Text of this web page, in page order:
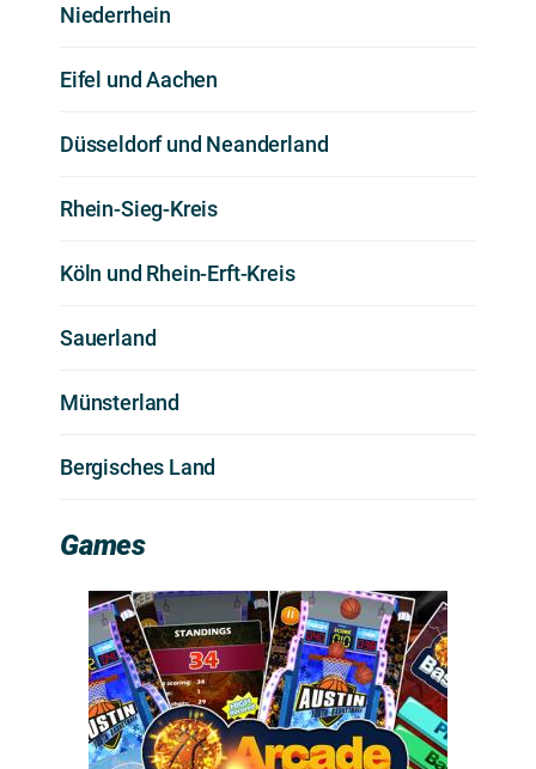
Niederrhein
Eifel und Aachen
Düsseldorf und Neanderland
Rhein-Sieg-Kreis
Köln und Rhein-Erft-Kreis
Sauerland
Münsterland
Bergisches Land
Games